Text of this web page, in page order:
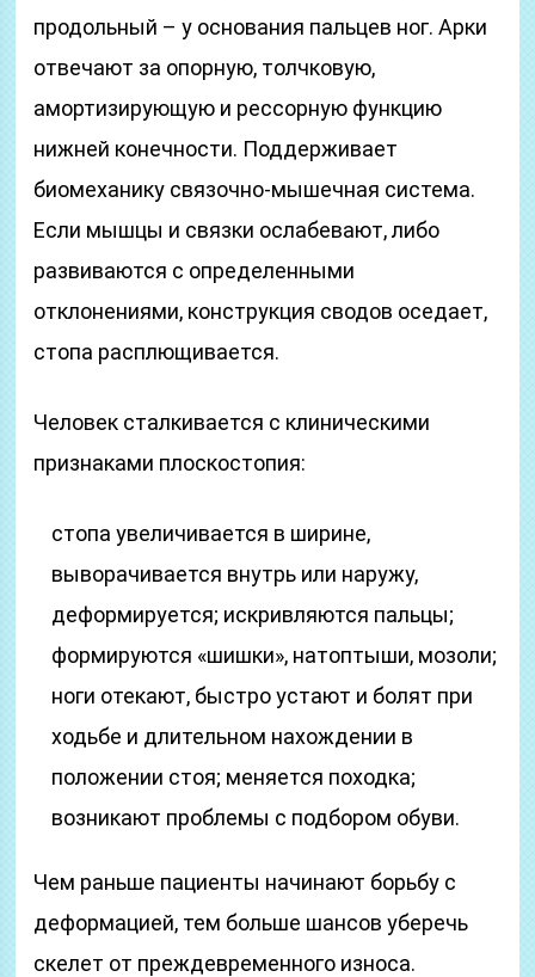
продольный – у основания пальцев ног. Арки
отвечают за опорную, толчковую,
амортизирующую и рессорную функцию
нижней конечности. Поддерживает
биомеханику связочно-мышечная система.
Если мышцы и связки ослабевают, либо
развиваются с определенными
отклонениями, конструкция сводов оседает,
стопа расплющивается.
Человек сталкивается с клиническими
признаками плоскостопия:
стопа увеличивается в ширине,
выворачивается внутрь или наружу,
деформируется; искривляются пальцы;
формируются «шишки», натоптыши, мозоли;
ноги отекают, быстро устают и болят при
ходьбе и длительном нахождении в
положении стоя; меняется походка;
возникают проблемы с подбором обуви.
Чем раньше пациенты начинают борьбу с
деформацией, тем больше шансов уберечь
скелет от преждевременного износа.